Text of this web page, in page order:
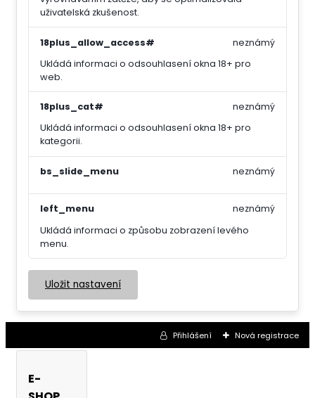
uživatelská zkušenost.
18plus_allow_access#
Ukládá informaci o odsouhlasení okna 18+ pro
web.
neznámý
18plus_cat#
Ukládá informaci o odsouhlasení okna 18+ pro
kategorii.
neznámý
bs_slide_menu neznámý
left_menu
Ukládá informaci o způsobu zobrazení levého
menu.
neznámý
Uložit nastavení
Přihlášení Nová registrace
E-